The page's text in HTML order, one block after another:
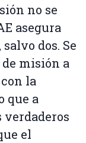
no se
asegura
dos. Se
misión a
la
que a
el